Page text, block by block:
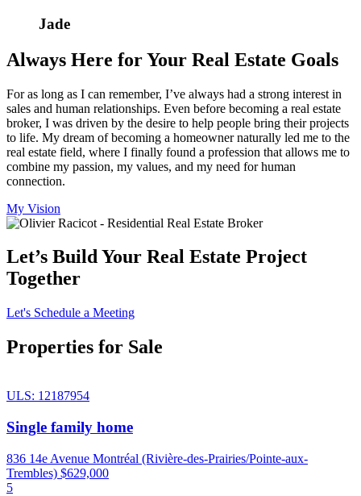
Jade
Always Here for Your Real Estate Goals
For as long as I can remember, I’ve always had a strong interest in
sales and human relationships. Even before becoming a real estate
broker, I was driven by the desire to help people bring their projects
to life. My dream of becoming a homeowner naturally led me to the
real estate field, where I finally found a profession that allows me to
combine my passion, my values, and my need for human
connection.
My Vision
Let’s Build Your Real Estate Project
Together
Let's Schedule a Meeting
Properties for Sale
ULS: 12187954
Single family home
836 14e Avenue Montréal (Rivière-des-Prairies/Pointe-aux-
Trembles) $629,000
5